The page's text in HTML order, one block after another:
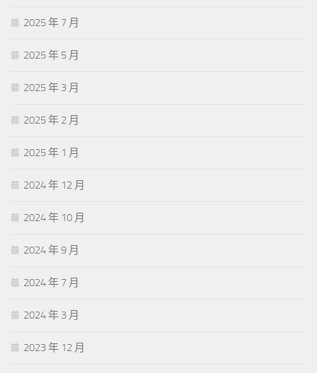
2025 年 7 月
2025 年 5 月
2025 年 3 月
2025 年 2 月
2025 年 1 月
2024 年 12 月
2024 年 10 月
2024 年 9 月
2024 年 7 月
2024 年 3 月
2023 年 12 月